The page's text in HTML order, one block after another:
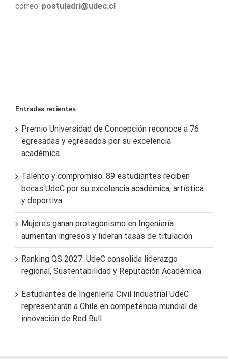
correo: postuladri@udec.cl
Entradas recientes
Premio Universidad de Concepción reconoce a 76
egresadas y egresados por su excelencia
académica
Talento y compromiso: 89 estudiantes reciben
becas UdeC por su excelencia académica, artística
y deportiva
Mujeres ganan protagonismo en Ingeniería:
aumentan ingresos y lideran tasas de titulación
Ranking QS 2027: UdeC consolida liderazgo
regional, Sustentabilidad y Reputación Académica
Estudiantes de Ingeniería Civil Industrial UdeC
representarán a Chile en competencia mundial de
innovación de Red Bull